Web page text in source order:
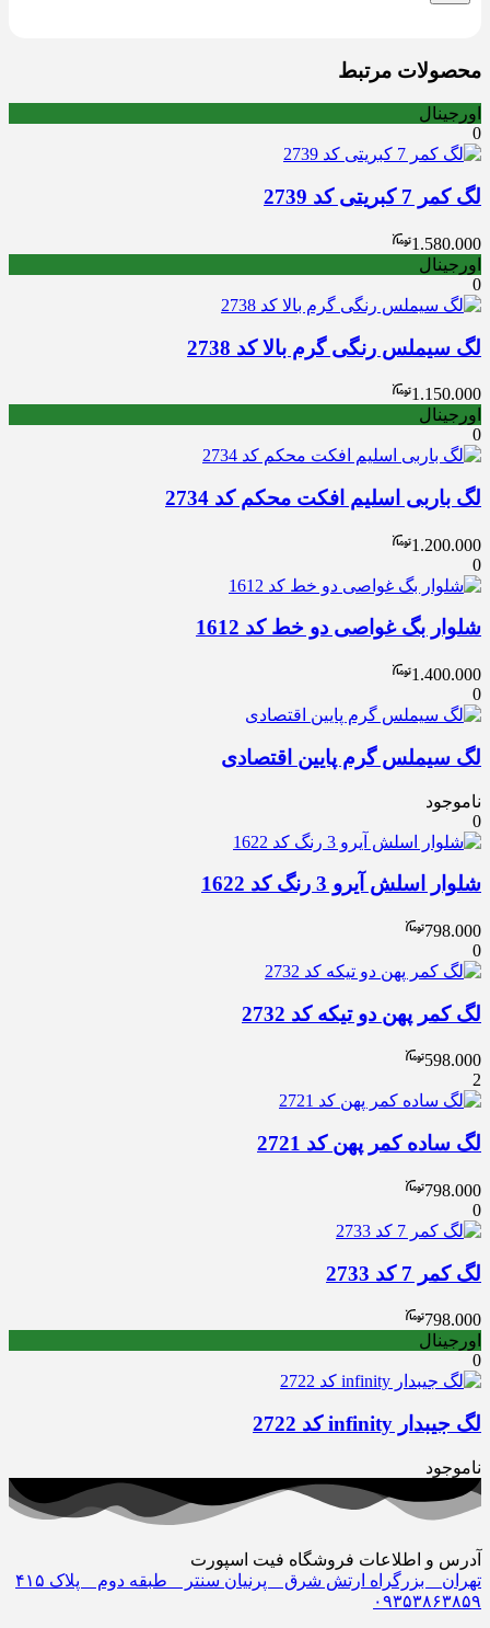
محصولات مرتبط
اورجینال
0
لگ کمر 7 کبریتی کد 2739
1.580.000
اورجینال
0
لگ سیملس رنگی گرم بالا کد 2738
1.150.000
اورجینال
0
لگ باربی اسلیم افکت محکم کد 2734
1.200.000
0
شلوار بگ غواصی دو خط کد 1612
1.400.000
0
لگ سیملس گرم پایین اقتصادی
ناموجود
0
شلوار اسلش آیرو 3 رنگ کد 1622
798.000
0
لگ کمر پهن دو تیکه کد 2732
598.000
2
لگ ساده کمر پهن کد 2721
798.000
0
لگ کمر 7 کد 2733
798.000
اورجینال
0
لگ جیبدار infinity کد 2722
ناموجود
آدرس و اطلاعات فروشگاه فیت اسپورت
تهران _ بزرگراه ارتش شرق _ پرنیان سنتر _ طبقه دوم _ پلاک ۴١۵
٠٩٣۵٣٨۶٣٨۵٩